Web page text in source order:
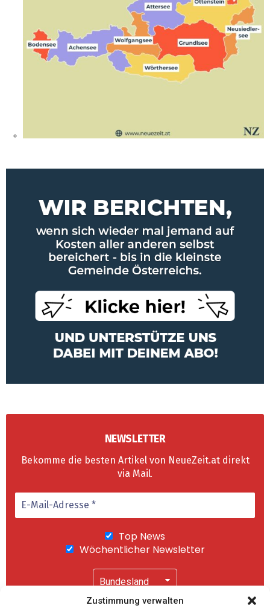
Zustimmung verwalten
NEWSLETTER
Bekomme die besten Artikel von NeueZeit.at direkt
via Mail.
Top News
Wöchentlicher Newsletter